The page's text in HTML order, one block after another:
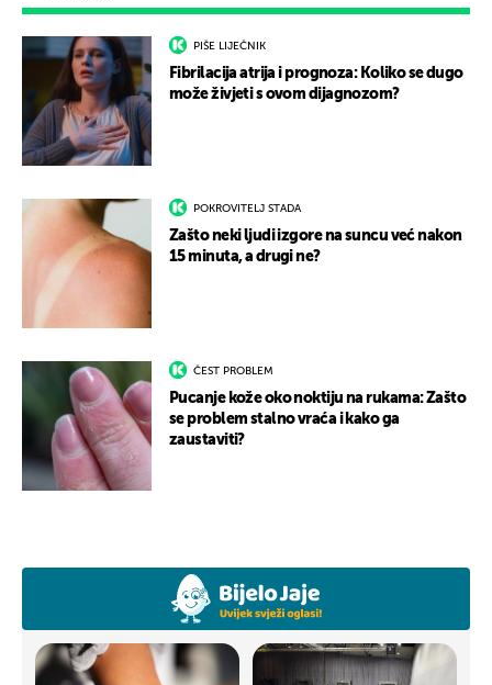
PIŠE LIJEČNIK
Fibrilacija atrija i prognoza: Koliko se dugo
može živjeti s ovom dijagnozom?
POKROVITELJ STADA
Zašto neki ljudi izgore na suncu već nakon
15 minuta, a drugi ne?
ČEST PROBLEM
Pucanje kože oko noktiju na rukama: Zašto
se problem stalno vraća i kako ga
zaustaviti?